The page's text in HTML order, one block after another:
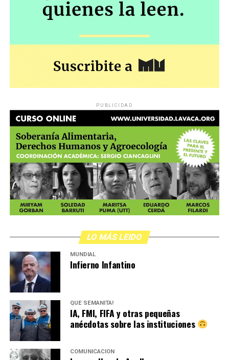
PUBLICIDAD
LO MÁS LEIDO
MUNDIAL
Infierno Infantino
QUÉ SEMANITA!
IA, FMI, FIFA y otras pequeñas
anécdotas sobre las instituciones
COMUNICACIÓN